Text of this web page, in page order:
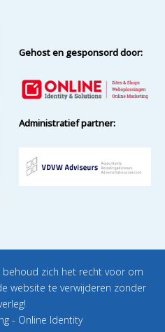
Gehost en gesponsord door:
Administratief partner:
behoud zich het recht voor om
website te verwijderen zonder
- Online Identity